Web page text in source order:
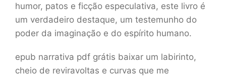
humor, patos e ficção especulativa, este livro é
um verdadeiro destaque, um testemunho do
poder da imaginação e do espírito humano.
epub narrativa pdf grátis baixar um labirinto,
cheio de reviravoltas e curvas que me